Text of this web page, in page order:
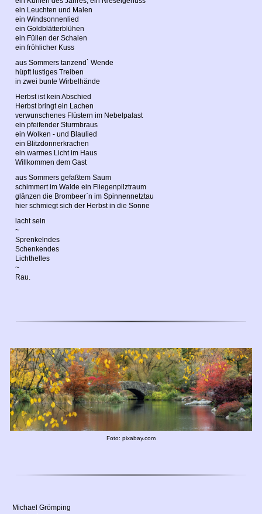
ein Leuchten und Malen
ein Windsonnenlied
ein Goldblätterblühen
ein Füllen der Schalen
ein fröhlicher Kuss
aus Sommers tanzend` Wende
hüpft lustiges Treiben
in zwei bunte Wirbelhände
Herbst ist kein Abschied
Herbst bringt ein Lachen
verwunschenes Flüstern im Nebelpalast
ein pfeifender Sturmbraus
ein Wolken - und Blaulied
ein Blitzdonnerkrachen
ein warmes Licht im Haus
Willkommen dem Gast
aus Sommers gefaßtem Saum
schimmert im Walde ein Fliegenpilztraum
glänzen die Brombeer`n im Spinnennetztau
hier schmiegt sich der Herbst in die Sonne
lacht sein
~
Sprenkelndes
Schenkendes
Lichthelles
~
Rau.
Foto: pixabay.com
Michael Grömping